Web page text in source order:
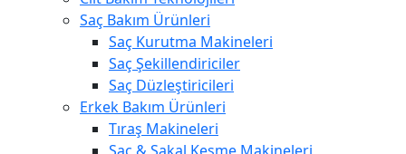
Saç Bakım Ürünleri
Saç Kurutma Makineleri
Saç Şekillendiriciler
Saç Düzleştiricileri
Erkek Bakım Ürünleri
Tıraş Makineleri